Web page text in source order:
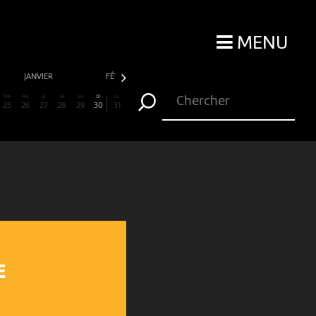
MENU
JANVIER FÉVRIER
MA
25
ME
26
JE
27
VE
28
SA
29
DI
30
LU
31